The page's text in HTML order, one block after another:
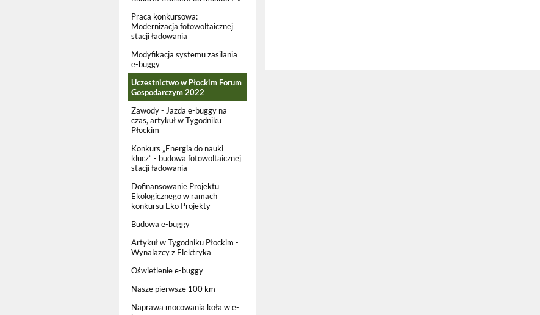
Praca konkursowa:
Modernizacja fotowoltaicznej
stacji ładowania
Modyfikacja systemu zasilania
e-buggy
Uczestnictwo w Płockim Forum
Gospodarczym 2022
Zawody - Jazda e-buggy na
czas, artykuł w Tygodniku
Płockim
Konkurs „Energia do nauki
klucz” - budowa fotowoltaicznej
stacji ładowania
Dofinansowanie Projektu
Ekologicznego w ramach
konkursu Eko Projekty
Budowa e-buggy
Artykuł w Tygodniku Płockim -
Wynalazcy z Elektryka
Oświetlenie e-buggy
Nasze pierwsze 100 km
Naprawa mocowania koła w e-